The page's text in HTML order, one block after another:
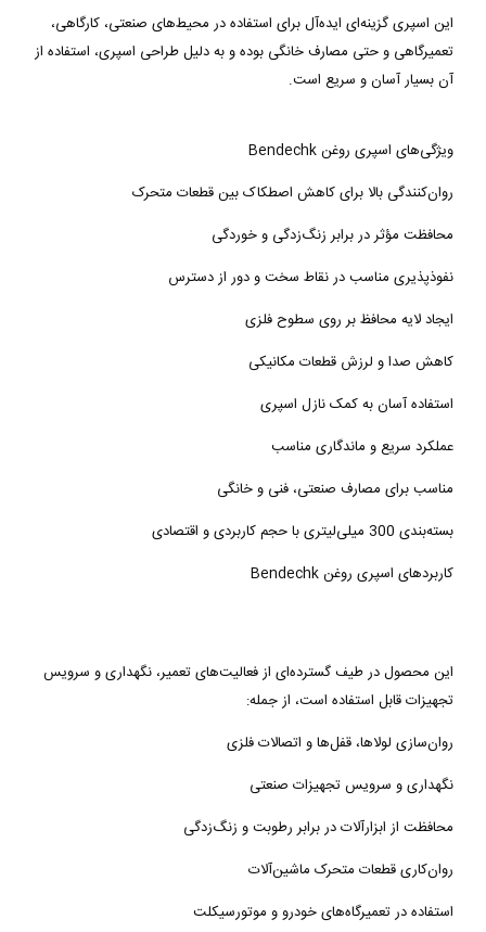
این اسپری گزینه‌ای ایده‌آل برای استفاده در محیط‌های صنعتی، کارگاهی،
تعمیرگاهی و حتی مصارف خانگی بوده و به دلیل طراحی اسپری، استفاده از
آن بسیار آسان و سریع است.
ویژگی‌های اسپری روغن Bendechk
روان‌کنندگی بالا برای کاهش اصطکاک بین قطعات متحرک
محافظت مؤثر در برابر زنگ‌زدگی و خوردگی
نفوذپذیری مناسب در نقاط سخت و دور از دسترس
ایجاد لایه محافظ بر روی سطوح فلزی
کاهش صدا و لرزش قطعات مکانیکی
استفاده آسان به کمک نازل اسپری
عملکرد سریع و ماندگاری مناسب
مناسب برای مصارف صنعتی، فنی و خانگی
بسته‌بندی 300 میلی‌لیتری با حجم کاربردی و اقتصادی
کاربردهای اسپری روغن Bendechk
این محصول در طیف گسترده‌ای از فعالیت‌های تعمیر، نگهداری و سرویس
تجهیزات قابل استفاده است، از جمله:
روان‌سازی لولاها، قفل‌ها و اتصالات فلزی
نگهداری و سرویس تجهیزات صنعتی
محافظت از ابزارآلات در برابر رطوبت و زنگ‌زدگی
روان‌کاری قطعات متحرک ماشین‌آلات
استفاده در تعمیرگاه‌های خودرو و موتورسیکلت